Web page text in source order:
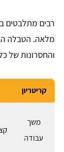
רבים מתלבטים
מלאה. הטבלה
והחסרונות של
קריטריון
משך
עבודה